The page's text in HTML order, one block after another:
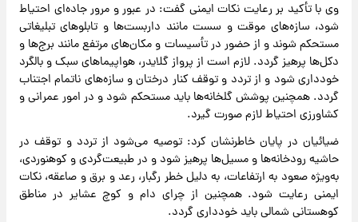
وی با تأکید بر رعایت نکات ایمنی گفت: در عبور و مرور جاده‌ای احتیاط
شود، سازه‌های موقت و سست مانند داربست‌ها و تابلوهای تبلیغاتی
مستحکم شوند و از حضور در تأسیسات و مکان‌های مرتفع مانند برج‌ها و
دکل‌ها پرهیز گردد. لازم است از پرواز گلایدر، هواپیماهای سبک و بالگرد
خودداری شود و از تردد و توقف کنار درختان و سازه‌های ناتمام اجتناب
گردد. همچنین پوشش گلخانه‌ها باید مستحکم شود و در امور عمرانی و
کشاورزی احتیاط لازم صورت گیرد.
ضیائیان در پایان خاطرنشان کرد: توصیه می‌شود از تردد و توقف در
حاشیه رودخانه‌ها و مسیل‌ها پرهیز شود و در طبیعت‌گردی و کوهنوردی،
به‌ویژه صعود به ارتفاعات، به دلیل خطر رگبار، رعد و برق و صاعقه، نکات
ایمنی رعایت شود. همچنین از چرای دام و کوچ عشایر در مناطق
کوهستانی شمالی باید خودداری گردد.